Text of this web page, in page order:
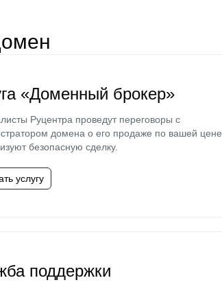
«Доменный брокер»
Руцентра проведут переговоры с
домена о его продаже по вашей цене
безопасную сделку.
услугу
поддержки